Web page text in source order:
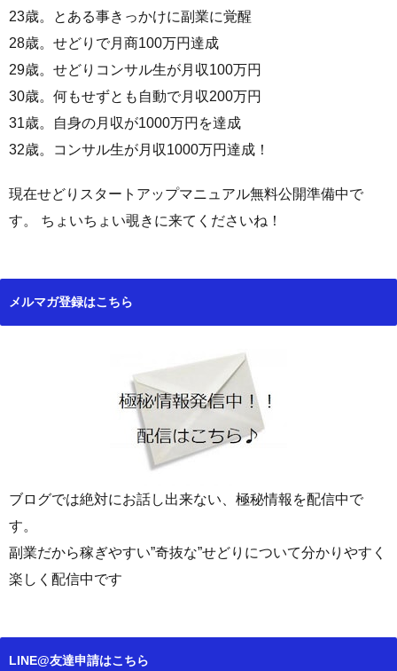
23歳。とある事きっかけに副業に覚醒
28歳。せどりで月商100万円達成
29歳。せどりコンサル生が月収100万円
30歳。何もせずとも自動で月収200万円
31歳。自身の月収が1000万円を達成
32歳。コンサル生が月収1000万円達成！
現在せどりスタートアップマニュアル無料公開準備中で
す。 ちょいちょい覗きに来てくださいね！
メルマガ登録はこちら
ブログでは絶対にお話し出来ない、極秘情報を配信中で
す。
副業だから稼ぎやすい”奇抜な”せどりについて分かりやすく
楽しく配信中です
LINE@友達申請はこちら